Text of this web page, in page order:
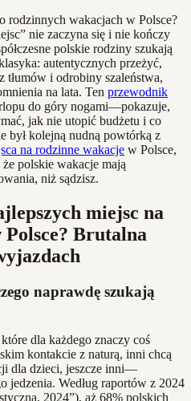
rodzinnych wakacjach w Polsce?
nie zaczyna się i nie kończy
polskie rodziny szukają
autentycznych przeżyć,
tłumów i odrobiny szaleństwa,
na lata. Ten przewodnik
do góry nogami—pokazuje,
jak nie utopić budżetu i co
był kolejną nudną powtórką z
na rodzinne wakacje w Polsce,
polskie wakacje mają
niż sądzisz.
miejsc na
Brutalna
naprawdę szukają
dla każdego znaczy coś
kontakcie z naturą, inni chcą
dla dzieci, jeszcze inni—
jedzenia. Według raportów z 2024
2024”), aż 68% polskich